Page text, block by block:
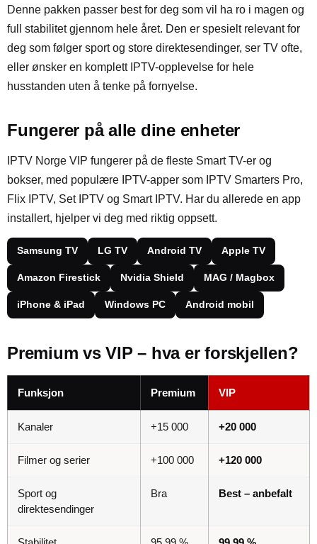
Denne pakken passer best for deg som vil ha ro i magen og
full stabilitet gjennom hele året. Den er spesielt relevant for
deg som følger sport og store direktesendinger, ser TV ofte,
eller ønsker en komplett IPTV-opplevelse for hele
husstanden uten å tenke på fornyelse.
Fungerer på alle dine enheter
IPTV Norge VIP fungerer på de fleste Smart TV-er og
bokser, med populære IPTV-apper som IPTV Smarters Pro,
Flix IPTV, Set IPTV og Smart IPTV. Har du allerede en app
installert, hjelper vi deg med riktig oppsett.
Samsung TV LG TV Android TV Apple TV
Amazon Firestick Nvidia Shield MAG / Magbox
iPhone & iPad Windows PC Android mobil
Premium vs VIP – hva er forskjellen?
Funksjon Premium VIP
Kanaler +15 000 +20 000
Filmer og serier +100 000 +120 000
Sport og
direktesendinger
Bra Best – anbefalt